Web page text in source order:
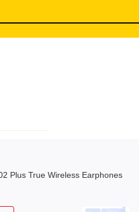
Plus True Wireless Earphones